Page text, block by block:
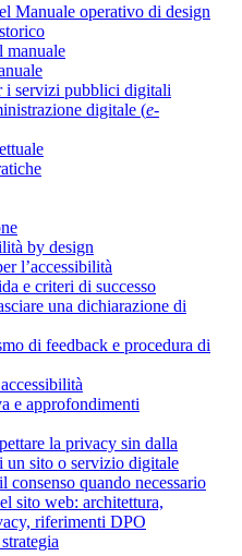
Manuale operativo di design
manuale
i servizi pubblici digitali
digitale (e-
by design
l’accessibilità
e criteri di successo
una dichiarazione di
di feedback e procedura di
e approfondimenti
la privacy sin dalla
un sito o servizio digitale
consenso quando necessario
sito web: architettura,
riferimenti DPO